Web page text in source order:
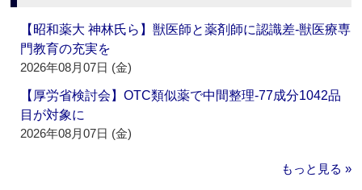
【昭和薬大 神林氏ら】獣医師と薬剤師に認識差‐獣医療専
門教育の充実を
2026年08月07日 (金)
【厚労省検討会】OTC類似薬で中間整理‐77成分1042品
目が対象に
2026年08月07日 (金)
もっと見る »